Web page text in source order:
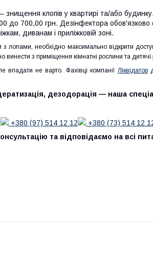
знищення клопів у квартирі та/або
до 700,00 грн. Дезінфектора
диванам і приліжковій зоні.
лопами, необхідно максимально відкрити
з приміщення кімнатні рослини та дитячі
впадати не варто. Фахівці компаніїЛіквідатор
дезодорація — наша
+380 (97) 514 12 12
+380 (73) 514 12
та відповідаємо на всі